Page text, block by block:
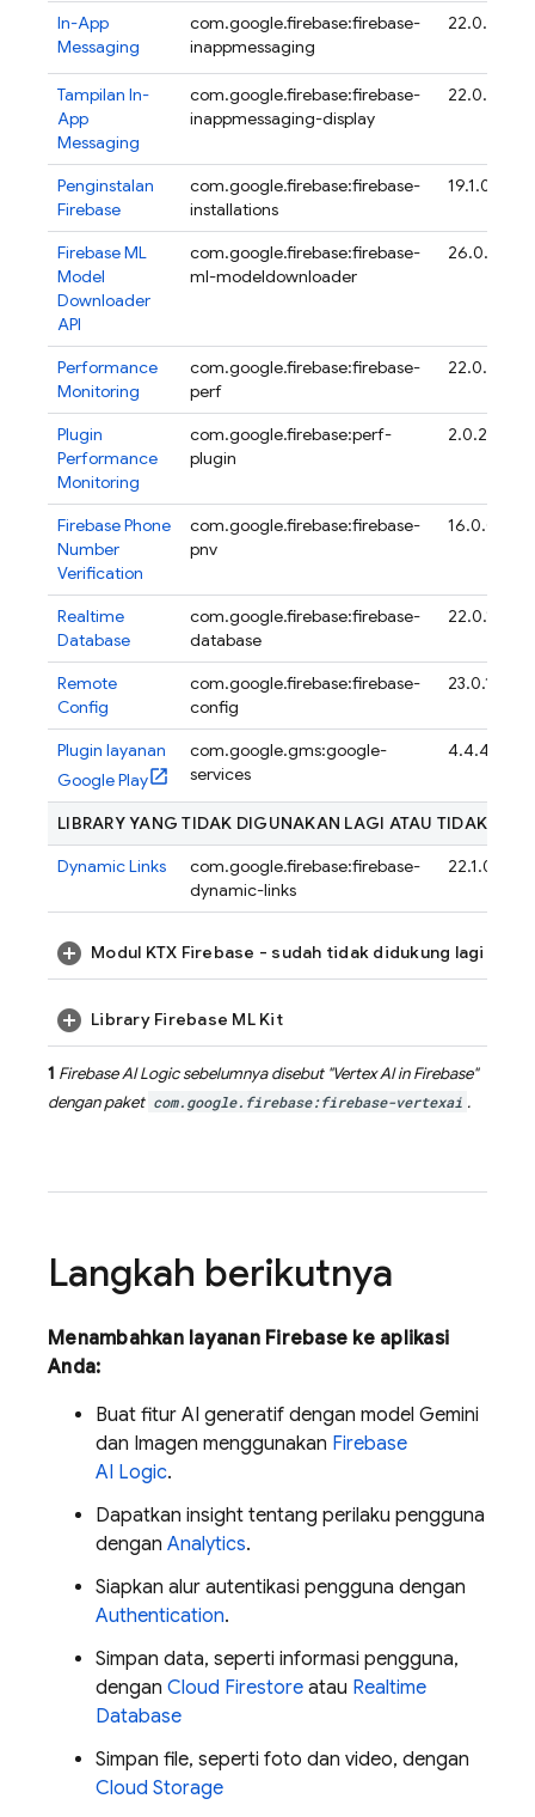
In-App
Messaging
com.google.firebase:firebase-
inappmessaging
22.0.2
Tampilan In-
App
Messaging
com.google.firebase:firebase-
inappmessaging-display
22.0.2
Penginstalan
Firebase
com.google.firebase:firebase-
installations
19.1.0
Firebase ML
Model
Downloader
API
com.google.firebase:firebase-
ml-modeldownloader
26.0.1
Performance
Monitoring
com.google.firebase:firebase-
perf
22.0.4
Plugin
Performance
Monitoring
com.google.firebase:perf-
plugin
2.0.2
Firebase Phone
Number
Verification
com.google.firebase:firebase-
pnv
16.0.0
Realtime
Database
com.google.firebase:firebase-
database
22.0.1
Remote
Config
com.google.firebase:firebase-
config
23.0.1
Plugin layanan
Google Play
com.google.gms:google-
services
4.4.4
LIBRARY YANG TIDAK DIGUNAKAN LAGI ATAU TIDAK
Dynamic Links
com.google.firebase:firebase-
dynamic-links
22.1.0
Modul KTX Firebase - sudah tidak didukung lagi
Library Firebase ML Kit
1 Firebase AI Logicsebelumnya disebut "Vertex AI in Firebase"
dengan paket com.google.firebase:firebase-vertexai .
Langkah berikutnya
Menambahkan layanan Firebase ke aplikasi
Anda:
Buat fitur AI generatif dengan model Gemini
dan Imagen menggunakan Firebase
AI Logic.
Dapatkan insight tentang perilaku pengguna
dengan Analytics.
Siapkan alur autentikasi pengguna dengan
Authentication.
Simpan data, seperti informasi pengguna,
dengan Cloud Firestore atau Realtime
Database
Simpan file, seperti foto dan video, dengan
Cloud Storage